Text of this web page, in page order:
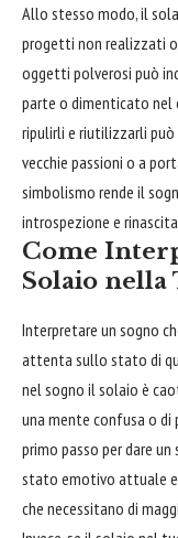
Allo stesso modo, il
progetti non realizzati
oggetti polverosi può
parte o dimenticato nel
ripulirli e riutilizzarli può
vecchie passioni o a
simbolismo rende il
introspezione e
Come
Solaio nella
Interpretare un sogno
attenta sullo stato di
nel sogno il solaio è
una mente confusa o di
primo passo perdare un
stato emotivo attuale
che necessitano di